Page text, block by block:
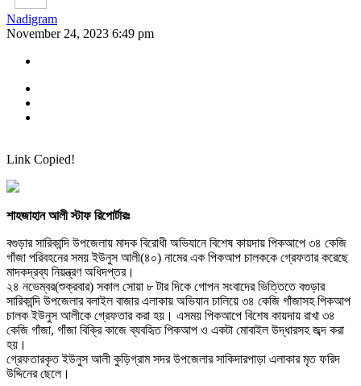
Nadigram
November 24, 2023 6:49 pm
Link Copied!
শাহজাহান আলী স্টাফ রিপোর্টারঃ
বগুড়ার সারিকান্দি উপজেলায় মাদক বিরোধী অভিযানে বিশেষ কায়দায় পিকআপে ৩৪ কেজি
গাঁজা পরিবহনের সময় ইউনুস আলী(৪০) নামের এক পিকআপ চালককে গ্রেফতার করেছে
মাদকদ্রব্য নিয়ন্ত্রণ অধিদপ্তর।
২৪ নভেম্বর(শুক্রবার) সকাল সোয়া ৮ টার দিকে গোপন সংবাদের ভিত্তিতে বগুড়ার
সারিকান্দি উপজেলার বলাইল বাজার এলাকায় অভিযান চালিয়ে ৩৪ কেজি গাঁজাসহ পিকআপ
চালক ইউনুস আলীকে গ্রেফতার করা হয়। এসময় পিকআপে বিশেষ কায়দায় রাখা ৩৪
কেজি গাঁজা, গাঁজা বিক্রি কাজে ব্যবহৃিত পিকআপ ও একটা মোবাইল উদ্ধারসহ জব্দ করা
হয়।
গ্রেফতারকৃত ইউনুস আলী কুড়িগ্রাম সদর উপজেলার সাকিদারপাড়া এলাকার মৃত ফরিদ
উদ্দিনের ছেলে।